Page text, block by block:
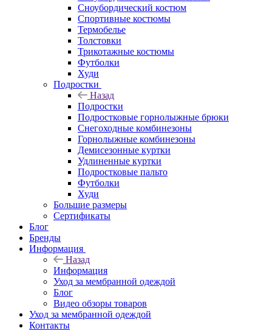
Сноубордический костюм
Спортивные костюмы
Термобелье
Толстовки
Трикотажные костюмы
Футболки
Худи
Подростки
Назад
Подростки
Подростковые горнолыжные брюки
Снегоходные комбинезоны
Горнолыжные комбинезоны
Демисезонные куртки
Удлиненные куртки
Подростковые пальто
Футболки
Худи
Большие размеры
Сертификаты
Блог
Бренды
Информация
Назад
Информация
Уход за мембранной одеждой
Блог
Видео обзоры товаров
Уход за мембранной одеждой
Контакты